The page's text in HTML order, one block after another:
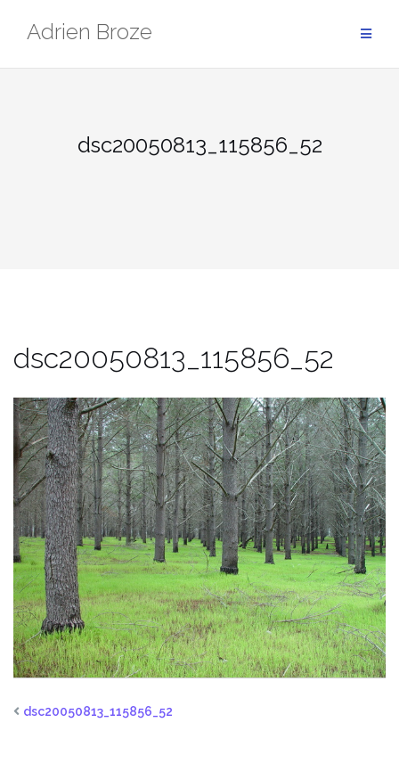
Adrien Broze
dsc20050813_115856_52
dsc20050813_115856_52
dsc20050813_115856_52